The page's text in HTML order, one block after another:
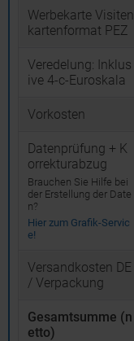
Werbekarte Visiten
kartenformat PEZ
Veredelung: Inklus
ive 4-c-Euroskala
Vorkosten
Datenprüfung + K
orrekturabzug
Brauchen Sie Hilfe bei
der Erstellung der Date
n?
Hier zum Grafik-Servic
e!
Versandkosten DE
/ Verpackung
Gesamtsumme (n
etto)